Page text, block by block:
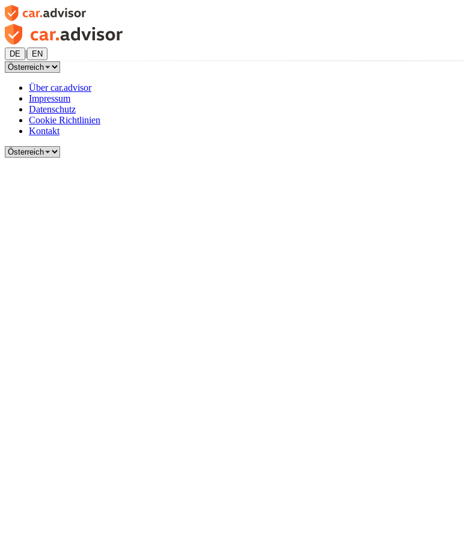
DE | EN
Über car.advisor
Impressum
Datenschutz
Cookie Richtlinien
Kontakt